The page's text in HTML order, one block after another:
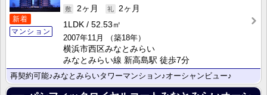
新着
マンション
2ヶ月
2ヶ月
1LDK
52.53㎡
2007年11月
（築18年）
横浜市西区みなとみらい
みなとみらい線 新高島駅 徒歩7分
再契約可能♪みなとみらいタワーマンション♪オーシャンビュー♪